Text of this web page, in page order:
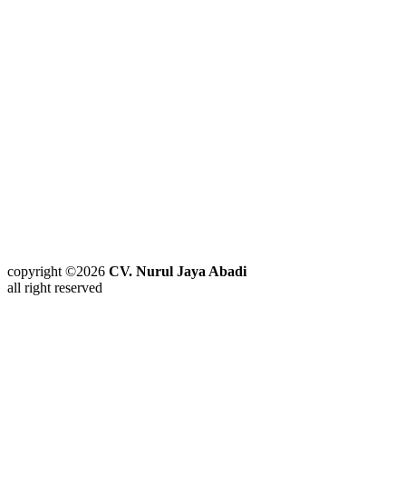
copyright ©2026 CV. Nurul Jaya Abadi
all right reserved